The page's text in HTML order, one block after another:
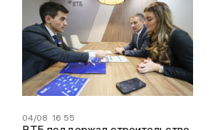
04/08 16:55